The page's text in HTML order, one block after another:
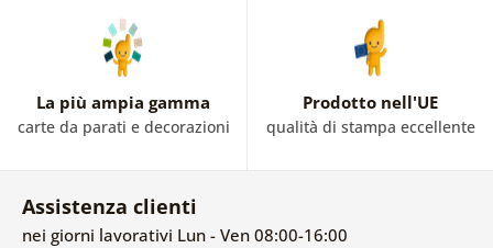
La più ampia gamma
carte da parati e decorazioni
Prodotto nell'UE
qualità di stampa eccellente
Assistenza clienti
nei giorni lavorativi Lun - Ven 08:00-16:00